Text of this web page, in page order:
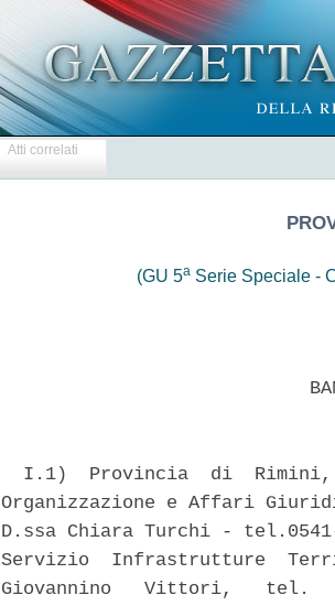
Atti correlati
(GU 5a Serie Speciale -
I.1)  Provincia  di
Organizzazione e Affari
D.ssa Chiara Turchi -
Servizio  Infrastrutture
Giovannino   Vittori,   tel.